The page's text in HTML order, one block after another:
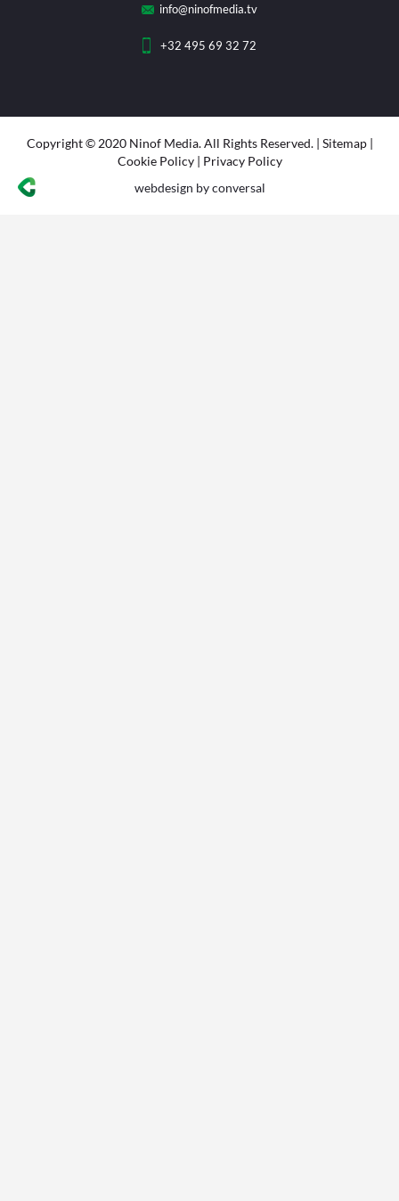
info@ninofmedia.tv
+32 495 69 32 72
Copyright © 2020 Ninof Media. All Rights Reserved. | Sitemap|
Cookie Policy| Privacy Policy
webdesign by conversal